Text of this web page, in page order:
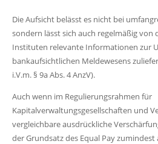
Die Aufsicht belässt es nicht bei
sondern lässt sich auch regelmäßig von
Instituten relevante Informationen zur
bankaufsichtlichen Meldewesens
i.V.m. § 9a Abs. 4 AnzV).
Auch wenn im Regulierungsrahmen für
Kapitalverwaltungsgesellschaften und
vergleichbare ausdrückliche
der Grundsatz des Equal Pay